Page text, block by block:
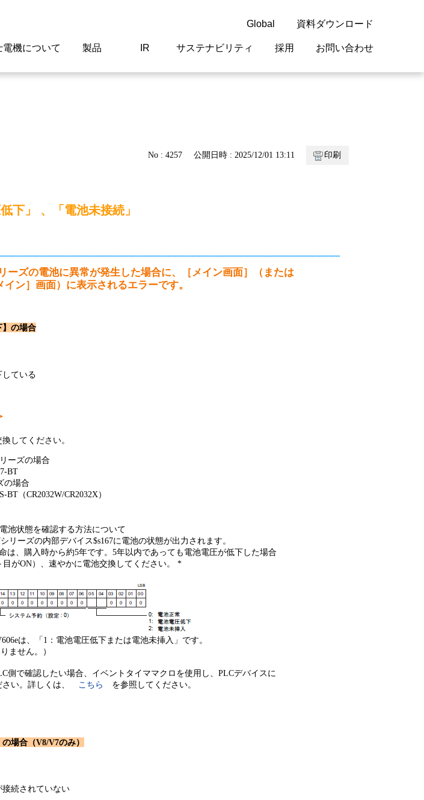
Global
閉じる
資料ダウンロード
電機について 製品
器
ム 保守・保全
発電設備
IR サステナビリティ
ティ
採用
報
お問い合わせ
質問
No : 4257 公開日時 : 2025/12/01 13:11 印刷
下」 、「電池未接続」
ーズの電池に異常が発生した場合に、［メイン画面］（または
イン］画面）に表示されるエラーです。
】の場合
している
してください。
ーズの場合
BT
の場合
（CR2032W/CR2032X）
池状態を確認する方法について
リーズの内部デバイス$s167に電池の状態が出力されます。
は、購入時から約5年です。5年以内であっても電池電圧が低下した場合
目がON）、速やかに電池交換してください。 *
は、「1：電池電圧低下または電池未挿入」です。
せん。）
側で確認したい場合、イベントタイママクロを使用し、PLCデバイスに
い。詳しくは、
こちら を参照してください。
の場合（V8/V7のみ）
続されていない